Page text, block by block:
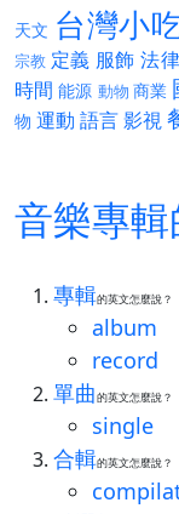
天文 台灣小
宗教 定義 服飾 法律
時間 能源 動物 商業
物 運動 語言影視
音樂專
專輯的英文怎麼說？
album
record
單曲的英文怎麼說？
single
合輯的英文怎麼說？